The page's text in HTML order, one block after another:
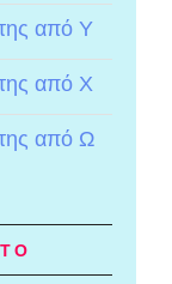
από Υ
από Χ
από Ω